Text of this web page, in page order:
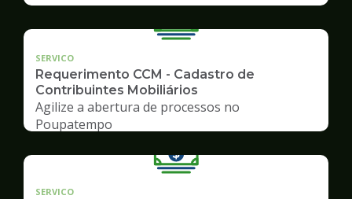
SERVICO
Requerimento CCM - Cadastro de
Contribuintes Mobiliários
Agilize a abertura de processos no
Poupatempo
SERVICO